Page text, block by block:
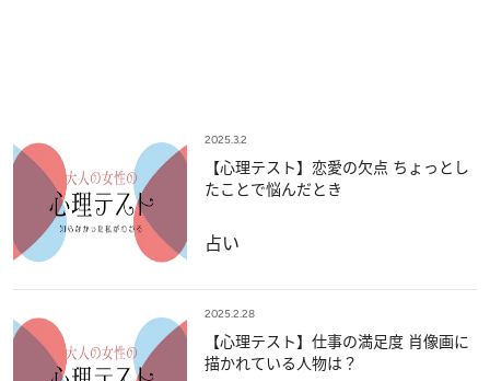
2025.3.2
【心理テスト】恋愛の欠点 ちょっとし
たことで悩んだとき
占い
2025.2.28
【心理テスト】仕事の満足度 肖像画に
描かれている人物は？